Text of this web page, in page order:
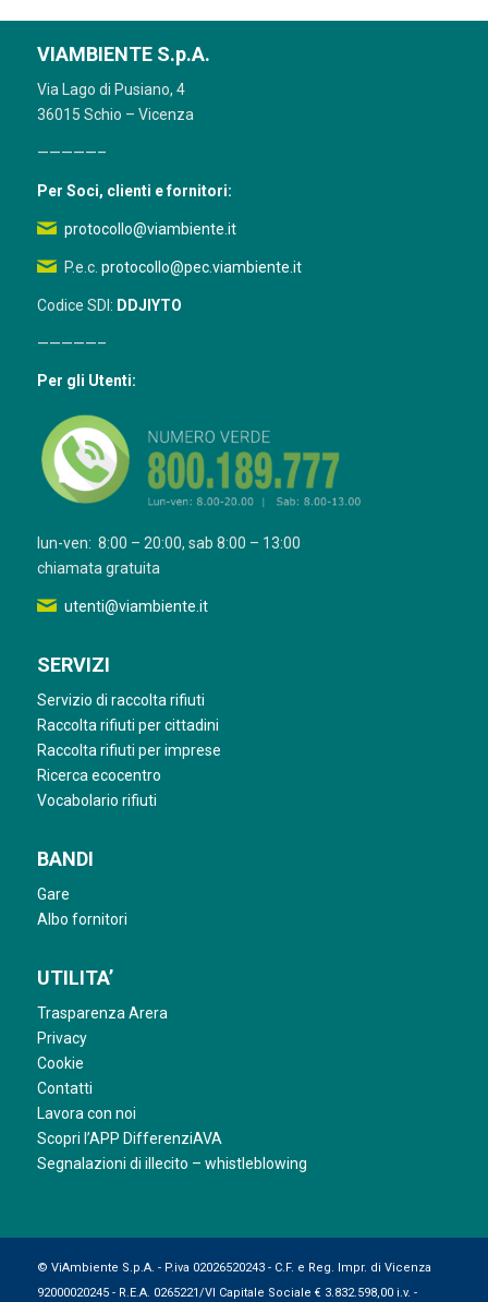
VIAMBIENTE S.p.A.
Via Lago di Pusiano, 4
36015 Schio – Vicenza
—————–
Per Soci, clienti e fornitori:
protocollo@viambiente.it
P.e.c. protocollo@pec.viambiente.it
Codice SDI: DDJIYTO
—————–
Per gli Utenti:
lun-ven: 8:00 – 20:00, sab 8:00 – 13:00
chiamata gratuita
utenti@viambiente.it
SERVIZI
Servizio di raccolta rifiuti
Raccolta rifiuti per cittadini
Raccolta rifiuti per imprese
Ricerca ecocentro
Vocabolario rifiuti
BANDI
Gare
Albo fornitori
UTILITA’
Trasparenza Arera
Privacy
Cookie
Contatti
Lavora con noi
Scopri l’APP DifferenziAVA
Segnalazioni di illecito – whistleblowing
© ViAmbiente S.p.A. - P.iva 02026520243 - C.F. e Reg. Impr. di Vicenza
92000020245 - R.E.A. 0265221/VI Capitale Sociale € 3.832.598,00 i.v. -